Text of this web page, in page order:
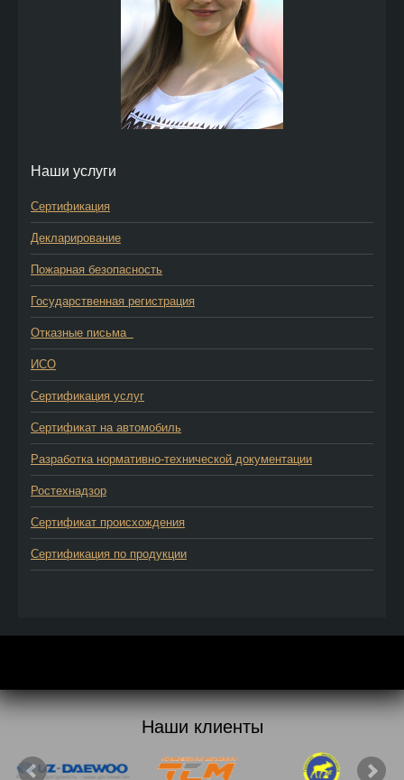
Наши услуги
Сертификация
Декларирование
Пожарная безопасность
Государственная регистрация
Отказные письма
ИСО
Сертификация услуг
Сертификат на автомобиль
Разработка нормативно-технической документации
Ростехнадзор
Сертификат происхождения
Сертификация по продукции
Наши клиенты